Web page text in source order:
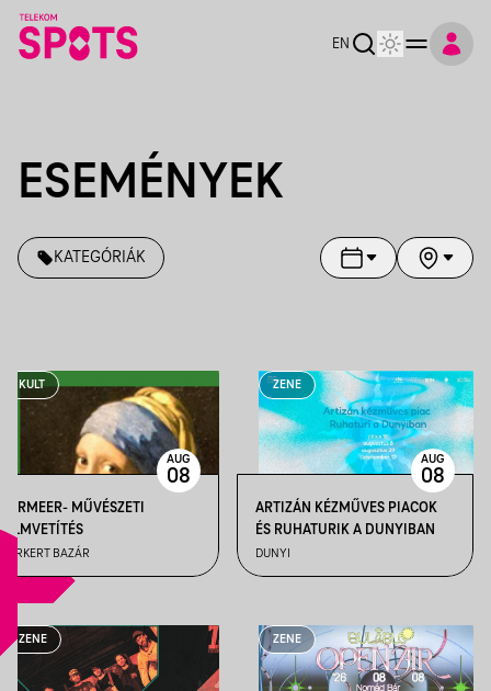
EN
ESEMÉNYEK
KATEGÓRIÁK
KULT
VERMEER- MŰVÉSZETI
FILMVETÍTÉS
VÁRKERT BAZÁR
AUG
08
ZENE
ARTIZÁN KÉZMŰVES PIACOK
ÉS RUHATURIK A DUNYIBAN
DUNYI
AUG
08
ZENE ZENE